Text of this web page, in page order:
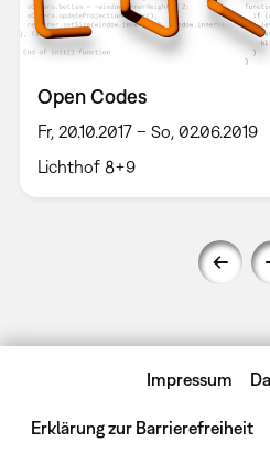
Open Codes
Fr, 20.10.2017 – So, 02.06.2019
Lichthof 8+9
Impressum
Erklärung zur Barrierefreiheit